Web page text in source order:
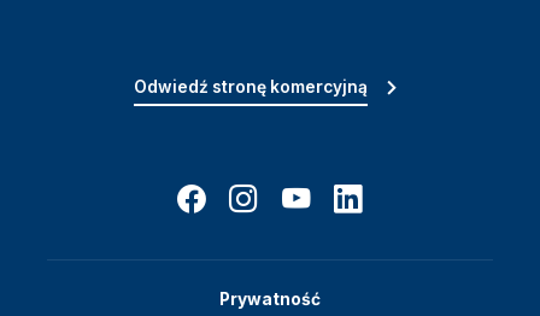
Odwiedź stronę komercyjną
Prywatność